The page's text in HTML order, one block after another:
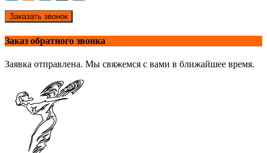
Заказать звонок
Заказ обратного звонка
Заявка отправлена. Мы свяжемся с вами в ближайшее время.